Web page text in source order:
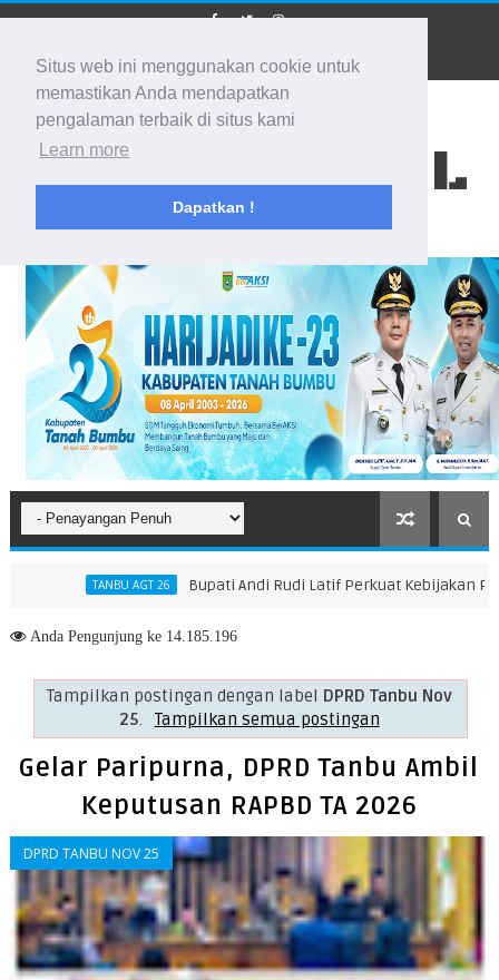
Situs web ini menggunakan cookie untuk
memastikan Anda mendapatkan
pengalaman terbaik di situs kami
Learn more
Dapatkan !
BIDIK KALSEL
Membidik Ke Segala Arah
Bupati Andi Rudi Latif Perkuat Kebijakan Peningkatan
AndaPengunjung ke 14.185.196
Tampilkan postingan dengan label DPRD Tanbu Nov
25. Tampilkan semua postingan
Gelar Paripurna, DPRD Tanbu Ambil
Keputusan RAPBD TA 2026
DPRD TANBU NOV 25